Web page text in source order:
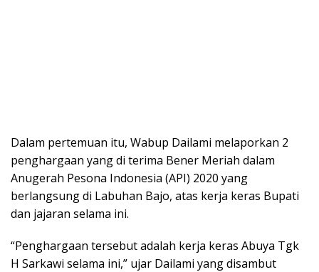
Dalam pertemuan itu, Wabup Dailami melaporkan 2
penghargaan yang di terima Bener Meriah dalam
Anugerah Pesona Indonesia (API) 2020 yang
berlangsung di Labuhan Bajo, atas kerja keras Bupati
dan jajaran selama ini.
“Penghargaan tersebut adalah kerja keras Abuya Tgk
H Sarkawi selama ini,” ujar Dailami yang disambut